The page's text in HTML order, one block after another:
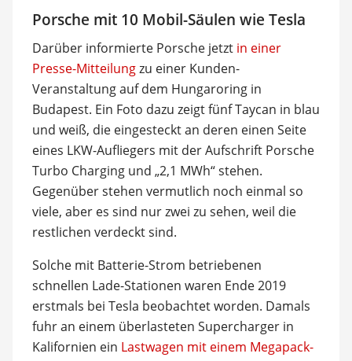
Porsche mit 10 Mobil-Säulen wie Tesla
Darüber informierte Porsche jetzt in einer
Presse-Mitteilungzu einer Kunden-
Veranstaltung auf dem Hungaroring in
Budapest. Ein Foto dazu zeigt fünf Taycan in blau
und weiß, die eingesteckt an deren einen Seite
eines LKW-Aufliegers mit der Aufschrift Porsche
Turbo Charging und „2,1 MWh“ stehen.
Gegenüber stehen vermutlich noch einmal so
viele, aber es sind nur zwei zu sehen, weil die
restlichen verdeckt sind.
Solche mit Batterie-Strom betriebenen
schnellen Lade-Stationen waren Ende 2019
erstmals bei Tesla beobachtet worden. Damals
fuhr an einem überlasteten Supercharger in
Kalifornien ein Lastwagen mit einem Megapack-